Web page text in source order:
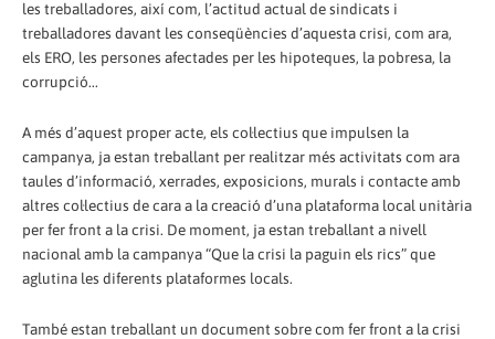
les treballadores, així com, l’actitud actual de sindicats i
treballadores davant les conseqüències d’aquesta crisi, com ara,
els ERO, les persones afectades per les hipoteques, la pobresa, la
corrupció...
A més d’aquest proper acte, els col·lectius que impulsen la
campanya, ja estan treballant per realitzar més activitats com ara
taules d’informació, xerrades, exposicions, murals i contacte amb
altres col·lectius de cara a la creació d’una plataforma local unitària
per fer front a la crisi. De moment, ja estan treballant a nivell
nacional amb la campanya “Que la crisi la paguin els rics” que
aglutina les diferents plataformes locals.
També estan treballant un document sobre com fer front a la crisi